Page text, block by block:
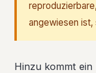
angewiesen ist,
Hinzu kommt